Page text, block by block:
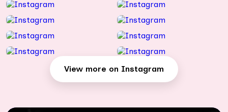
View more on Instagram